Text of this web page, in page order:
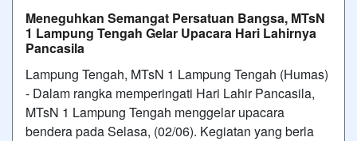
Meneguhkan Semangat Persatuan Bangsa, MTsN
1 Lampung Tengah Gelar Upacara Hari Lahirnya
Pancasila
Lampung Tengah, MTsN 1 Lampung Tengah (Humas)
- Dalam rangka memperingati Hari Lahir Pancasila,
MTsN 1 Lampung Tengah menggelar upacara
bendera pada Selasa, (02/06). Kegiatan yang berla